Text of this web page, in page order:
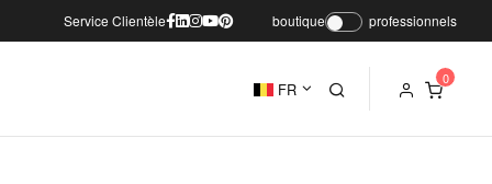
Service Clientèle boutique professionnels
FR